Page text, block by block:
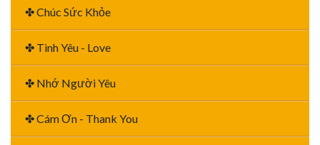
✤ Chúc Sức Khỏe
✤ Tình Yêu - Love
✤ Nhớ Người Yêu
✤ Cám Ơn - Thank You